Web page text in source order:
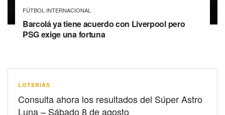
FÚTBOL INTERNACIONAL
Barcolá ya tiene acuerdo con Liverpool pero
PSG exige una fortuna
LOTERIAS
Consulta ahora los resultados del Súper Astro
Luna – Sábado 8 de agosto